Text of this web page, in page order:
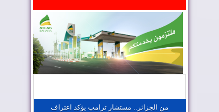
المغرب يعزز موقعه في صناعة الطيران
من الجزائر.. مستشار ترامب يؤكد اعتراف